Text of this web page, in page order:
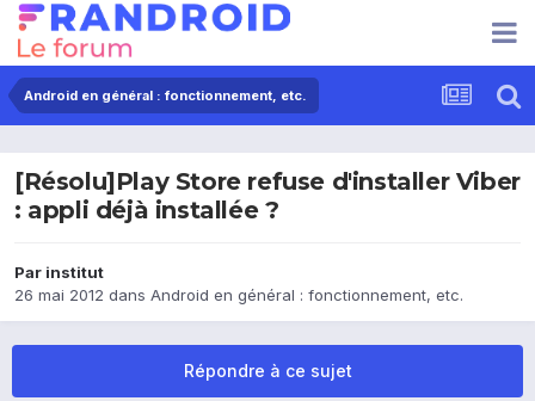
Android en général : fonctionnement, etc.
[Résolu]Play Store refuse d'installer Viber
: appli déjà installée ?
Par institut
26 mai 2012 dans Android en général : fonctionnement, etc.
Répondre à ce sujet